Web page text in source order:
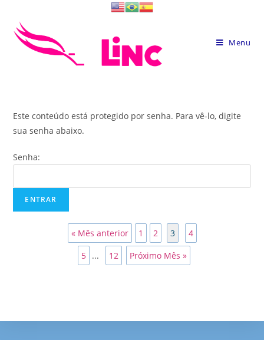
content
Menu
Este conteúdo está protegido por senha. Para vê-lo, digite
sua senha abaixo.
Senha:
« Mês anterior 1 2 3
4
5 ... 12 Próximo Mês »